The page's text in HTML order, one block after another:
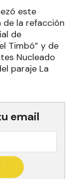
este
la refacción
de
Timbó” y de
Nucleado
paraje La
email